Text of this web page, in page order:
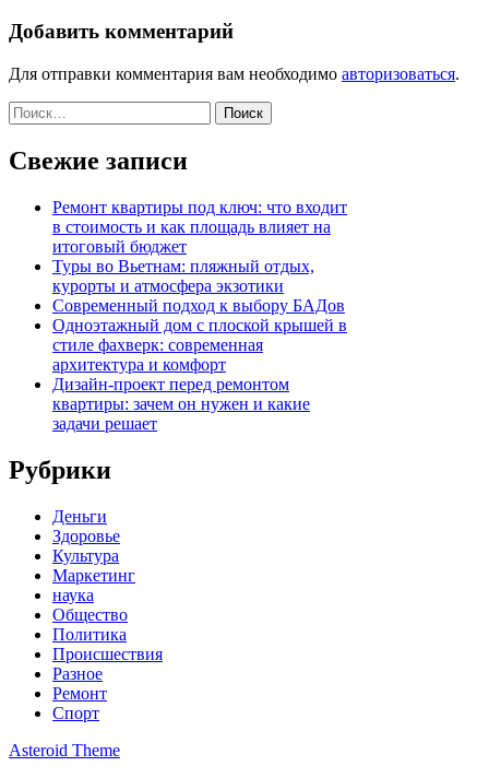
Добавить комментарий
Для отправки комментария вам необходимо авторизоваться.
Найти:
Свежие записи
Ремонт квартиры под ключ: что входит
в стоимость и как площадь влияет на
итоговый бюджет
Туры во Вьетнам: пляжный отдых,
курорты и атмосфера экзотики
Современный подход к выбору БАДов
Одноэтажный дом с плоской крышей в
стиле фахверк: современная
архитектура и комфорт
Дизайн-проект перед ремонтом
квартиры: зачем он нужен и какие
задачи решает
Рубрики
Деньги
Здоровье
Культура
Маркетинг
наука
Общество
Политика
Происшествия
Разное
Ремонт
Спорт
Asteroid Theme